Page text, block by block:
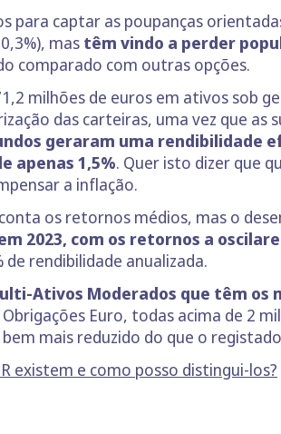
para captar as poupanças
mas têm vindo a perder
comparado com outras opções.
milhões de euros em ativos sob
das carteiras, uma vez que as
geraram uma rendibilidade
apenas 1,5%. Quer isto dizer que
a inflação.
os retornos médios, mas o
2023, com os retornos a
de rendibilidade anualizada.
Ativos Moderados que têm
Euro, todas acima de 2
mais reduzido do que o
existem e como posso distingui-los?